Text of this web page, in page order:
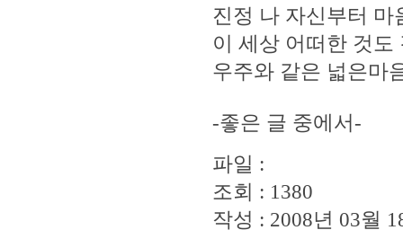
진정 나 자신부터 마
이 세상 어떠한 것도
우주와 같은 넓은마
-좋은 글 중에서-
파일 :
조회 : 1380
작성 : 2008년 03월